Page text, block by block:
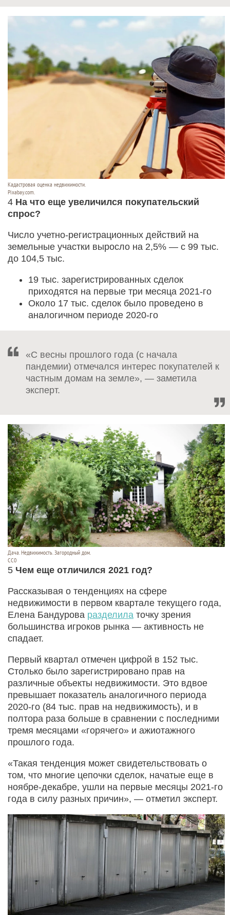
Кадастровая оценка недвижимости.
Pixabay.com.
4 На что еще увеличился покупательский
спрос?
Число учетно-регистрационных действий на
земельные участки выросло на 2,5% — с 99 тыс.
до 104,5 тыс.
19 тыс. зарегистрированных сделок
приходятся на первые три месяца 2021-го
Около 17 тыс. сделок было проведено в
аналогичном периоде 2020-го
«С весны прошлого года (с начала
пандемии) отмечался интерес покупателей к
частным домам на земле», — заметила
эксперт.
Дача. Недвижимость. Загородный дом.
CC0
5 Чем еще отличился 2021 год?
Рассказывая о тенденциях на сфере
недвижимости в первом квартале текущего года,
Елена Бандурова разделила точку зрения
большинства игроков рынка — активность не
спадает.
Первый квартал отмечен цифрой в 152 тыс.
Столько было зарегистрировано прав на
различные объекты недвижимости. Это вдвое
превышает показатель аналогичного периода
2020-го (84 тыс. прав на недвижимость), и в
полтора раза больше в сравнении с последними
тремя месяцами «горячего» и ажиотажного
прошлого года.
«Такая тенденция может свидетельствовать о
том, что многие цепочки сделок, начатые еще в
ноябре-декабре, ушли на первые месяцы 2021-го
года в силу разных причин», — отметил эксперт.